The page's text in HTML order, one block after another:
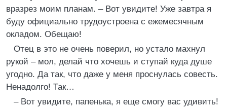
вразрез моим планам. – Вот увидите! Уже завтра я
буду официально трудоустроена с ежемесячным
окладом. Обещаю!
Отец в это не очень поверил, но устало махнул
рукой – мол, делай что хочешь и ступай куда душе
угодно. Да так, что даже у меня проснулась совесть.
Ненадолго! Так…
– Вот увидите, папенька, я еще смогу вас удивить!